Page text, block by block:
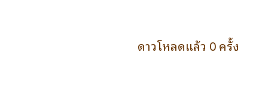
ดาวโหลดแล้ว 0 ครั้ง